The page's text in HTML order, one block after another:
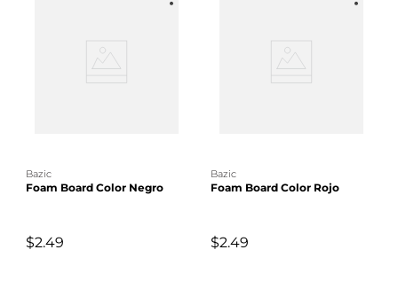
bazic
Foam Board Color Negro
$2.49
bazic
Foam Board Color Rojo
$2.49